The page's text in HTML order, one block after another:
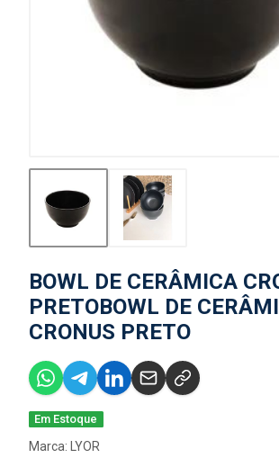
BOWL DE CERÂMICA
PRETOBOWL DE
CRONUS PRETO
Em Estoque
Marca: LYOR